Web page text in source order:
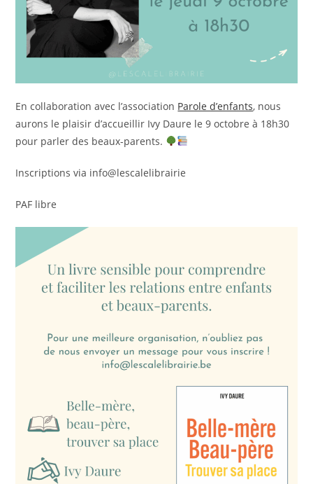
En collaboration avec l’association Parole d’enfants, nous
aurons le plaisir d’accueillir Ivy Daure le 9 octobre à 18h30
pour parler des beaux-parents.
Inscriptions via info@lescalelibrairie
PAF libre